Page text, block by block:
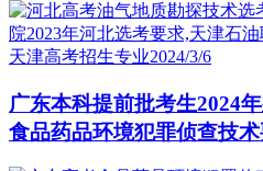
天津高考招生专业2024/3/6
广东本科提前批考生2024
食品药品环境犯罪侦查技